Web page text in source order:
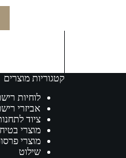
קטגוריות מוצרים
לוחיות
אביזרי
ציוד
מוצרי
מוצרי
שילוט